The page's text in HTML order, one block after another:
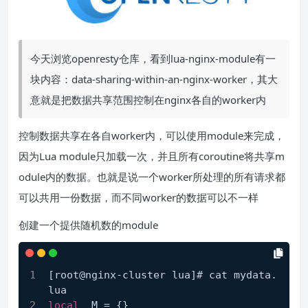
今天浏览openresty仓库，看到lua-nginx-module有一
块内容：data-sharing-within-an-nginx-worker，其大
意就是把数据共享范围控制在nginx各自的worker内
控制数据共享在各自worker内，可以使用module来完成，
因为Lua module只加载一次，并且所有coroutine将共享m
odule内的数据。也就是说一个worker所处理的所有请求都
可以共用一份数据，而不同worker的数据可以不一样
创建一个提供随机数的module
[root@nginx-cluster lua]# cat mydata.
lua
local
_M = {}